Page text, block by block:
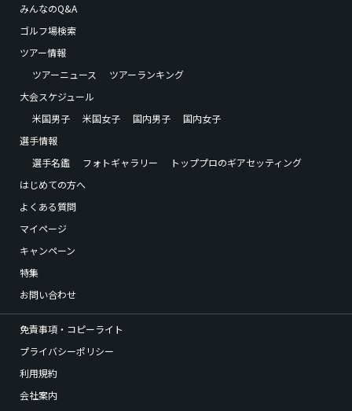
みんなのQ&A
ゴルフ場検索
ツアー情報
ツアーニュース
ツアーランキング
大会スケジュール
米国男子
米国女子 国内男子
国内女子
選手情報
選手名鑑
フォトギャラリー
トッププロのギアセッティング
はじめての方へ
よくある質問
マイページ
キャンペーン
特集
お問い合わせ
免責事項・コピーライト
プライバシーポリシー
利用規約
会社案内